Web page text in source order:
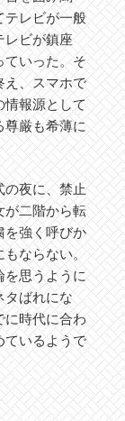
テレビが一般
レビが鎮座
ていった。そ
え、スマホで
情報源として
尊厳も希薄に
の夜に、禁止
が二階から転
を強く呼びか
もならない。
を思うように
タばれにな
に時代に合わ
ているようで